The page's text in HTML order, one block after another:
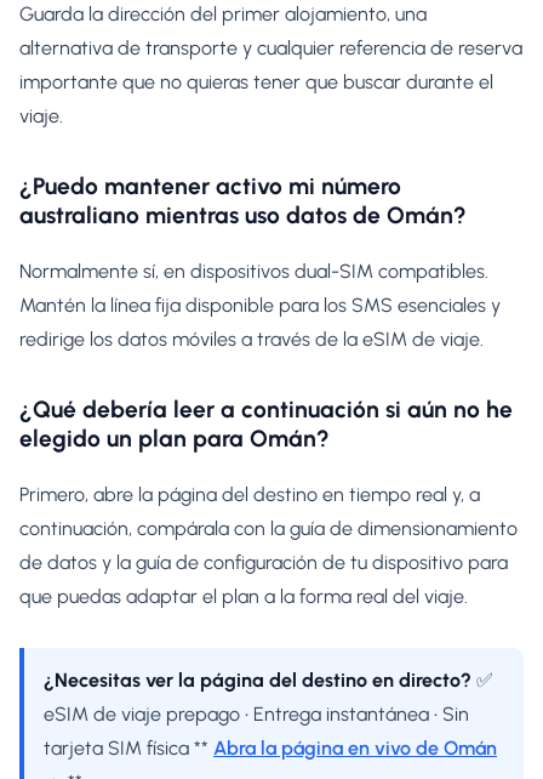
Guarda la dirección del primer alojamiento, una
alternativa de transporte y cualquier referencia de reserva
importante que no quieras tener que buscar durante el
viaje.
¿Puedo mantener activo mi número
australiano mientras uso datos de Omán?
Normalmente sí, en dispositivos dual-SIM compatibles.
Mantén la línea fija disponible para los SMS esenciales y
redirige los datos móviles a través de la eSIM de viaje.
¿Qué debería leer a continuación si aún no he
elegido un plan para Omán?
Primero, abre la página del destino en tiempo real y, a
continuación, compárala con la guía de dimensionamiento
de datos y la guía de configuración de tu dispositivo para
que puedas adaptar el plan a la forma real del viaje.
¿Necesitas ver la página del destino en directo? ✅
eSIM de viaje prepago • Entrega instantánea • Sin
tarjeta SIM física ** Abra la página en vivo de Omán